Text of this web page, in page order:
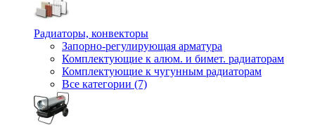
Радиаторы, конвекторы
Запорно-регулирующая арматура
Комплектующие к алюм. и бимет. радиаторам
Комплектующие к чугунным радиаторам
Все категории (7)